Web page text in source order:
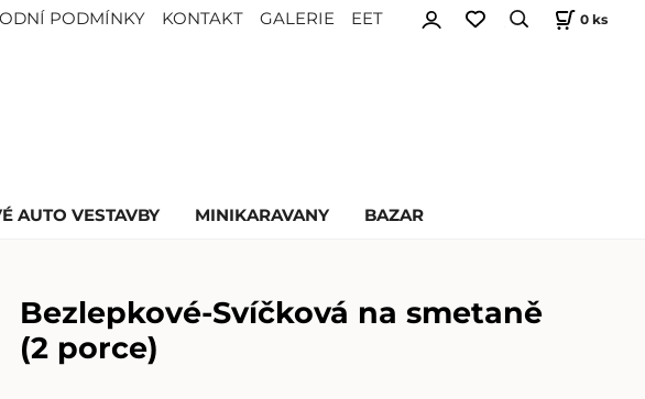
PODMÍNKY KONTAKT GALERIE EET 0 ks
AUTO VESTAVBY MINIKARAVANY BAZAR
Bezlepkové-Svíčková na smetaně
(2 porce)